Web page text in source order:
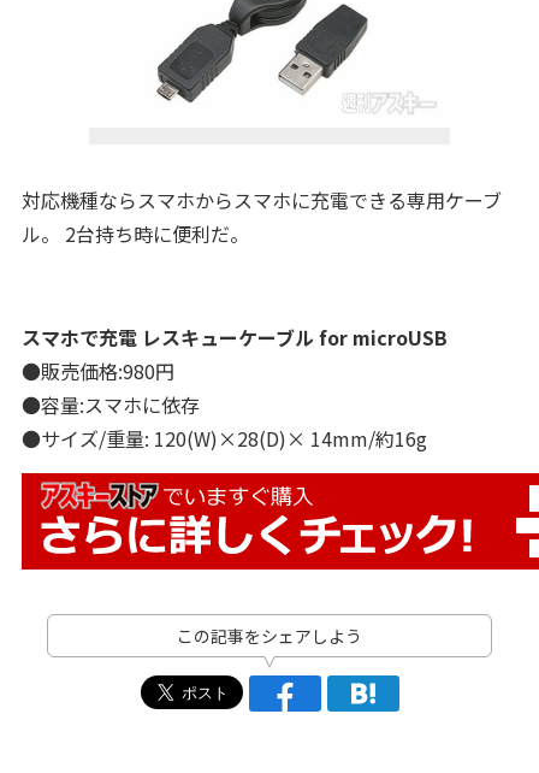
対応機種ならスマホからスマホに充電できる専用ケーブ
ル。 2台持ち時に便利だ。
スマホで充電 レスキューケーブル for microUSB
●販売価格:980円
●容量:スマホに依存
●サイズ/重量: 120(W)×28(D)× 14mm/約16g
この記事をシェアしよう